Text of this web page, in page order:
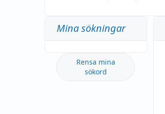
Mina sökningar
Rensa mina
sökord